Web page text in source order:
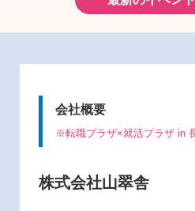
会社概要
※転職プラザ×就活プラザ in
株式会社山翠舎